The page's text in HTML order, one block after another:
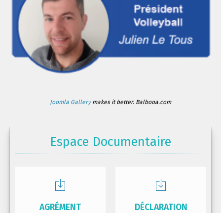
Joomla Gallerymakes it better. Balbooa.com
Espace Documentaire
AGRÉMENT
DÉCLARATION